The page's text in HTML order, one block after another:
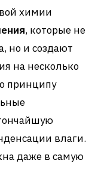
химии
, которые не
но и создают
на несколько
принципу
влаги.
даже в самую